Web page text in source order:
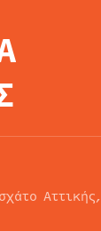
Αττικής,